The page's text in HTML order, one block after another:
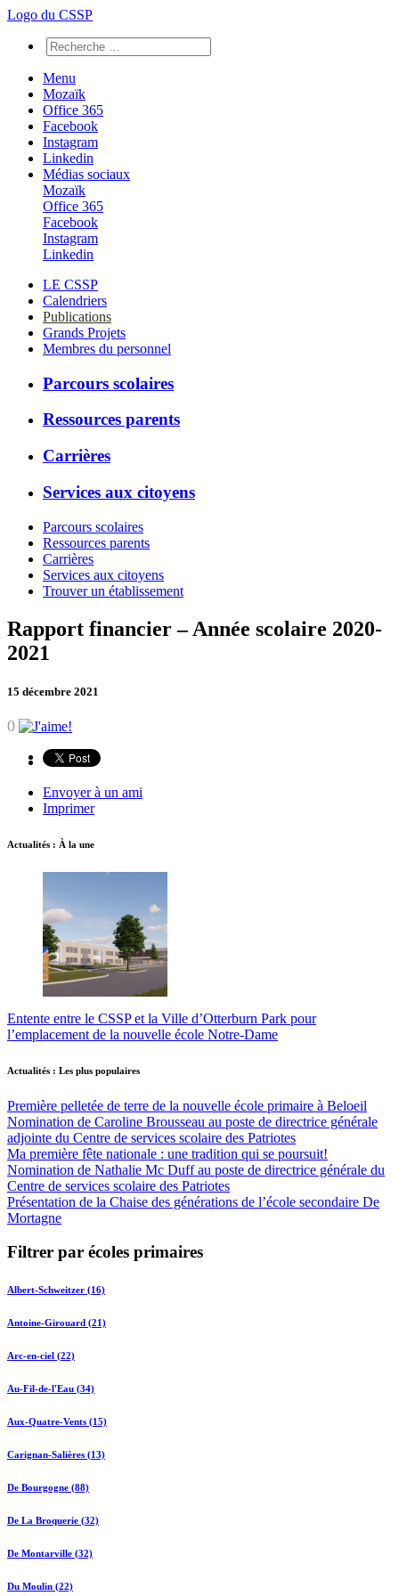
Logo du CSSP
Menu
Mozaïk
Office 365
Facebook
Instagram
Linkedin
Médias sociaux
Mozaïk
Office 365
Facebook
Instagram
Linkedin
LE CSSP
Calendriers
Publications
Grands Projets
Membres du personnel
Parcours scolaires
Ressources parents
Carrières
Services aux citoyens
Parcours scolaires
Ressources parents
Carrières
Services aux citoyens
Trouver un établissement
Rapport financier – Année scolaire 2020-
2021
15 décembre 2021
0
Envoyer à un ami
Imprimer
Actualités : À la une
Entente entre le CSSP et la Ville d’Otterburn Park pour
l’emplacement de la nouvelle école Notre-Dame
Actualités : Les plus populaires
Première pelletée de terre de la nouvelle école primaire à Beloeil
Nomination de Caroline Brousseau au poste de directrice générale
adjointe du Centre de services scolaire des Patriotes
Ma première fête nationale : une tradition qui se poursuit!
Nomination de Nathalie Mc Duff au poste de directrice générale du
Centre de services scolaire des Patriotes
Présentation de la Chaise des générations de l’école secondaire De
Mortagne
Filtrer par écoles primaires
Albert-Schweitzer (16)
Antoine-Girouard (21)
Arc-en-ciel (22)
Au-Fil-de-l'Eau (34)
Aux-Quatre-Vents (15)
Carignan-Salières (13)
De Bourgogne (88)
De La Broquerie (32)
De Montarville (32)
Du Moulin (22)